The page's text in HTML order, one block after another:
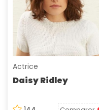
Actrice
Daisy Ridley